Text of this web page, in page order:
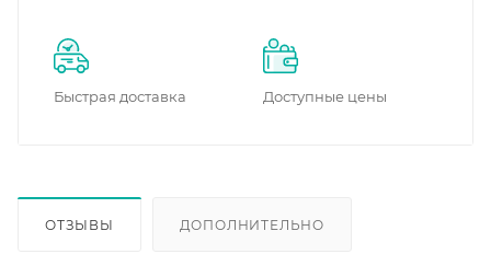
Быстрая доставка Доступные цены
ОТЗЫВЫ ДОПОЛНИТЕЛЬНО